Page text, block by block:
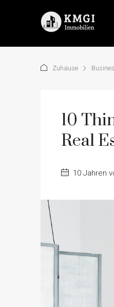
Zuhause
10
Real
10 Jahren